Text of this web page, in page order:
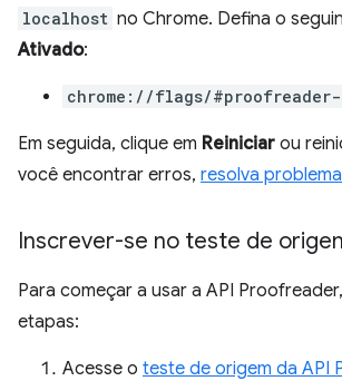
localhost no Chrome. Defina o
Ativado:
chrome://flags/
Em seguida, clique em Reiniciar ou
você encontrar erros, resolva
Inscrever-se no teste de
Para começar a usar a API
etapas:
Acesse o teste de origem da API